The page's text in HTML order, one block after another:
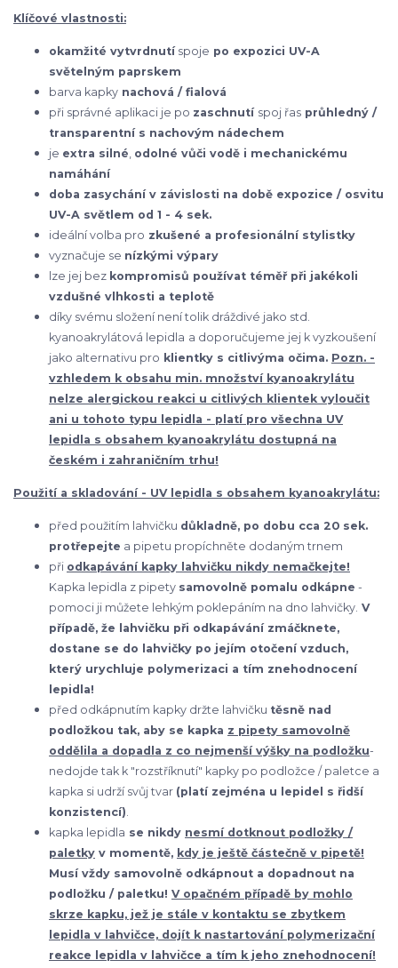
Klíčové vlastnosti:
okamžité vytvrdnutíspoje po expozici UV-A
světelným paprskem
barva kapky nachová / fialová
při správné aplikaci je po zaschnutí spoj řas průhledný /
transparentní s nachovým nádechem
je extra silné, odolné vůči vodě i mechanickému
namáhání
doba zasychání v závislosti na době expozice / osvitu
UV-A světlem od 1 - 4 sek.
ideální volba pro zkušené a profesionální stylistky
vyznačuje se nízkými výpary
lze jej bez kompromisů používat téměř při jakékoli
vzdušné vlhkosti a teplotě
díky svému složení není tolik dráždivé jako std.
kyanoakrylátová lepidla a doporučujeme jej k vyzkoušení
jako alternativu pro klientky s citlivýma očima. Pozn. -
vzhledem k obsahu min. množství kyanoakrylátu
nelze alergickou reakci u citlivých klientek vyloučit
ani u tohoto typu lepidla - platí pro všechna UV
lepidla s obsahem kyanoakrylátu dostupná na
českém i zahraničním trhu!
Použití a skladování - UV lepidla s obsahem kyanoakrylátu:
před použitím lahvičku důkladně, po dobu cca 20 sek.
protřepejte a pipetu propíchněte dodaným trnem
při odkapávání kapky lahvičku nikdy nemačkejte!
Kapka lepidla z pipety samovolně pomalu odkápne -
pomoci ji můžete lehkým poklepáním na dno lahvičky. V
případě, že lahvičku při odkapávání zmáčknete,
dostane se do lahvičky po jejím otočení vzduch,
který urychluje polymerizaci a tím znehodnocení
lepidla!
před odkápnutím kapky držte lahvičku těsně nad
podložkou tak, aby se kapka z pipety samovolně
oddělila a dopadla z co nejmenší výšky na podložku-
nedojde tak k "rozstříknutí" kapky po podložce / paletce a
kapka si udrží svůj tvar (platí zejména u lepidel s řidší
konzistencí).
kapka lepidla se nikdy nesmí dotknout podložky /
paletky v momentě, kdy je ještě částečně v pipetě!
Musí vždy samovolně odkápnout a dopadnout na
podložku / paletku! V opačném případě by mohlo
skrze kapku, jež je stále v kontaktu se zbytkem
lepidla v lahvičce, dojít k nastartování polymerizační
reakce lepidla v lahvičce a tím k jeho znehodnocení!